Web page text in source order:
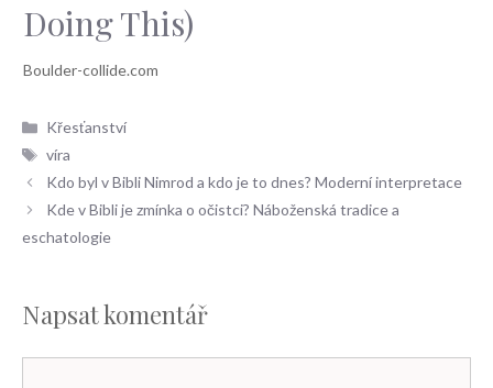
Doing This)
Rubriky
Křesťanství
Štítky
víra
Kdo byl v Bibli Nimrod a kdo je to dnes? Moderní interpretace
Kde v Bibli je zmínka o očistci? Náboženská tradice a
eschatologie
Napsat komentář